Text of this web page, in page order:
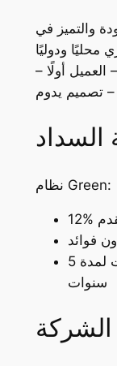
والتميز في
العميل أولًا –
– تصميم يدوم
نظام Green:
مقدم
عائد استثماري على المدفوعات لمدة 5
سنوات